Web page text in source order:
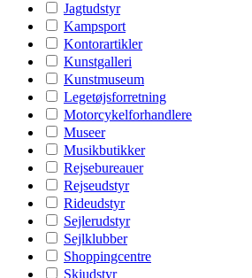
Jagtudstyr
Kampsport
Kontorartikler
Kunstgalleri
Kunstmuseum
Legetøjsforretning
Motorcykelforhandlere
Museer
Musikbutikker
Rejsebureauer
Rejseudstyr
Rideudstyr
Sejlerudstyr
Sejlklubber
Shoppingcentre
Skiudstyr